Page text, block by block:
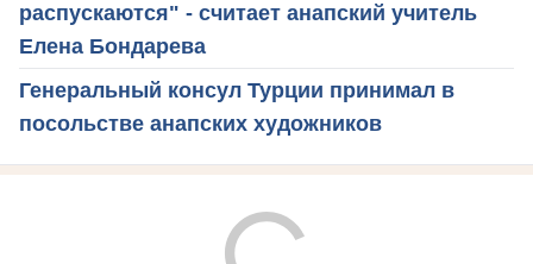
распускаются" - считает анапский учитель
Елена Бондарева
Генеральный консул Турции принимал в
посольстве анапских художников